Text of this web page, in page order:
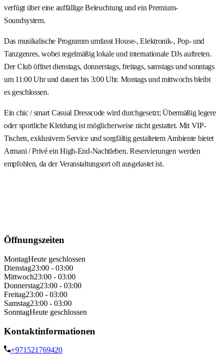
verfügt über eine auffällige Beleuchtung und ein Premium-
Soundsystem.
Das musikalische Programm umfasst House-, Elektronik-, Pop- und
Tanzgenres, wobei regelmäßig lokale und internationale DJs auftreten.
Der Club öffnet dienstags, donnerstags, freitags, samstags und sonntags
um 11:00 Uhr und dauert bis 3:00 Uhr. Montags und mittwochs bleibt
es geschlossen.
Ein chic / smart Casual Dresscode wird durchgesetzt; Übermäßig legere
oder sportliche Kleidung ist möglicherweise nicht gestattet. Mit VIP-
Tischen, exklusivem Service und sorgfältig gestaltetem Ambiente bietet
Armani / Privé ein High-End-Nachtleben. Reservierungen werden
empfohlen, da der Veranstaltungsort oft ausgelastet ist.
Öffnungszeiten
MontagHeute geschlossen
Dienstag23:00 - 03:00
Mittwoch23:00 - 03:00
Donnerstag23:00 - 03:00
Freitag23:00 - 03:00
Samstag23:00 - 03:00
SonntagHeute geschlossen
Kontaktinformationen
+971521769420